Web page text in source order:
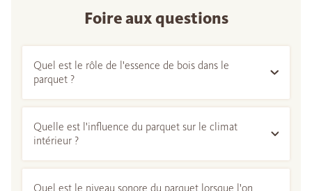
Foire aux questions
Quel est le rôle de l'essence de bois dans le
parquet ?
Quelle est l'influence du parquet sur le climat
intérieur ?
Quel est le niveau sonore du parquet lorsque l'on